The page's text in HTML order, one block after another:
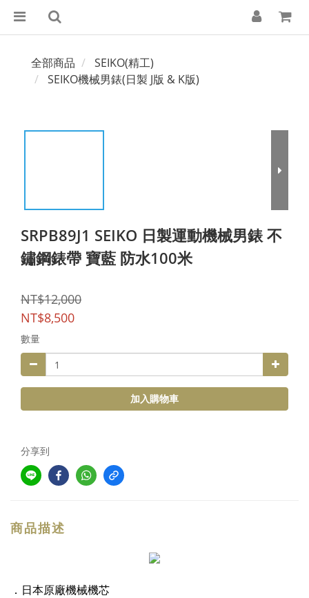
全部商品
SEIKO(精工)
SEIKO機械男錶(日製 J版 & K版)
SRPB89J1 SEIKO 日製運動機械男錶 不
鏽鋼錶帶 寶藍 防水100米
NT$12,000
NT$8,500
數量
加入購物車
分享到
商品描述
．日本原廠機械機芯